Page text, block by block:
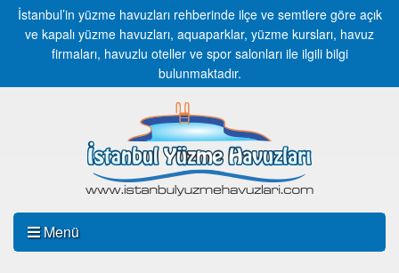
İstanbul’in yüzme havuzları rehberinde ilçe ve semtlere göre açık
ve kapalı yüzme havuzları, aquaparklar, yüzme kursları, havuz
firmaları, havuzlu oteller ve spor salonları ile ilgili bilgi
bulunmaktadır.
Menü